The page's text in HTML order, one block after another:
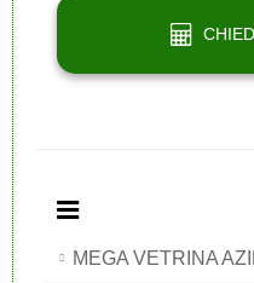
MEGA VETRINA